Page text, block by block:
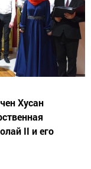
Хусан
II и его